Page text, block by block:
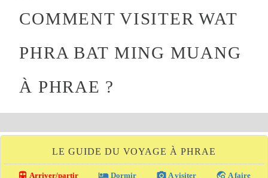
COMMENT VISITER WAT
PHRA BAT MING MUANG
À PHRAE ?
LE GUIDE DU VOYAGE À PHRAE
directions_transit Arriver/partir local_hotel Dormir photo_camera A visiter travel_explore A faire